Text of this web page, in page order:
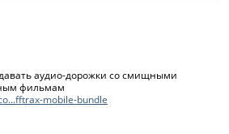
аудио-дорожки со смищными
фильмам
mobile-bundle